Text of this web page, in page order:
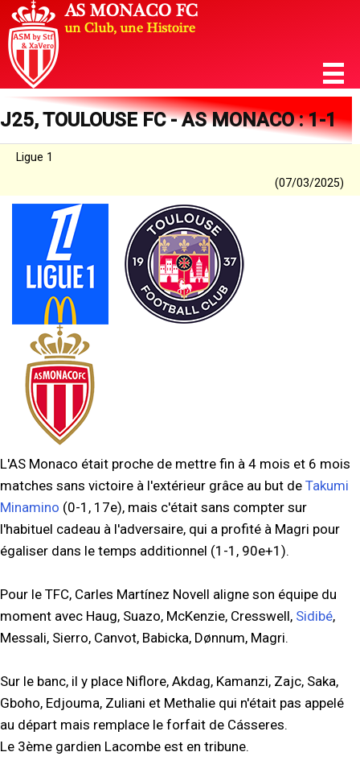
J25, TOULOUSE FC - AS MONACO : 1-1
Ligue 1
(07/03/2025)
L'AS Monaco était proche de mettre fin à 4 mois et 6 mois
matches sans victoire à l'extérieur grâce au but de Takumi
Minamino (0-1, 17e), mais c'était sans compter sur
l'habituel cadeau à l'adversaire, qui a profité à Magri pour
égaliser dans le temps additionnel (1-1, 90e+1).
Pour le TFC, Carles Martínez Novell aligne son équipe du
moment avec Haug, Suazo, McKenzie, Cresswell, Sidibé,
Messali, Sierro, Canvot, Babicka, Dønnum, Magri.
Sur le banc, il y place Niflore, Akdag, Kamanzi, Zajc, Saka,
Gboho, Edjouma, Zuliani et Methalie qui n'était pas appelé
au départ mais remplace le forfait de Cásseres.
Le 3ème gardien Lacombe est en tribune.